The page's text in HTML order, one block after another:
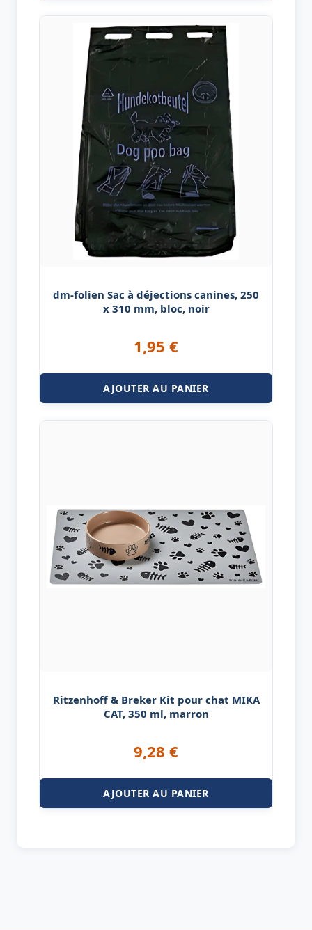
dm-folien Sac à déjections canines, 250
x 310 mm, bloc, noir
1,95 €
AJOUTER AU PANIER
Ritzenhoff & Breker Kit pour chat MIKA
CAT, 350 ml, marron
9,28 €
AJOUTER AU PANIER